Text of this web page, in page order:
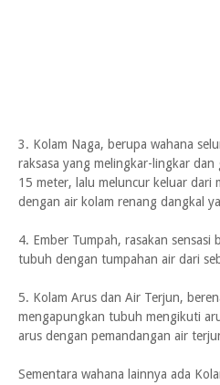
3. Kolam Naga, berupa wahana
raksasa yang melingkar-lingkar
15 meter, lalu meluncur keluar dari
dengan air kolam renang dangkal
4. Ember Tumpah, rasakan sensasi
tubuh dengan tumpahan air dari
5. Kolam Arus dan Air Terjun,
mengapungkan tubuh mengikuti
arus dengan pemandangan air
Sementara wahana lainnya ada